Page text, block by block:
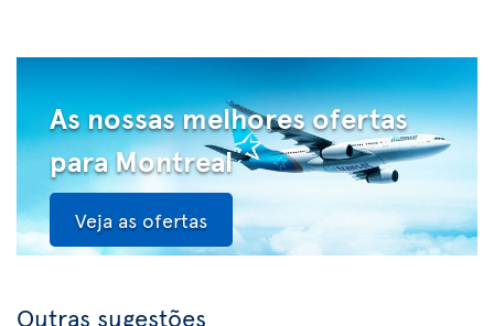
As nossas melhores ofertas
para Montreal
Veja as ofertas
Outras sugestões